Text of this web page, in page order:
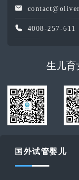
4008-257-611
生儿
国外试管婴儿